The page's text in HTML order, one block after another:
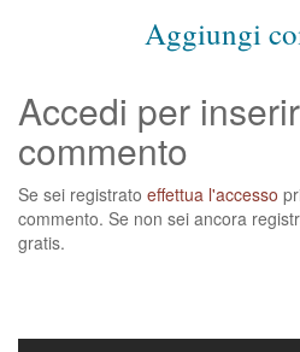
Aggiungi
Accedi per
commento
Se sei registrato effettua l'accesso
commento. Se non sei ancora
gratis.